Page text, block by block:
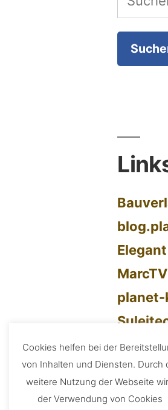
nach:
MarcTV
planet-
tmstr
Cookies helfen bei der
von Inhalten und Diensten. Durch
weitere Nutzung der Webseite
der Verwendung von Cookies